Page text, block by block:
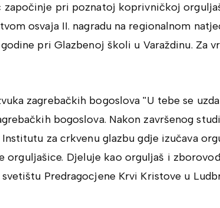
započinje pri poznatoj koprivničkoj
osvaja II. nagradu na regionalnom
pri Glazbenoj školi u Varaždinu. Za
zagrebačkih bogoslova ''U tebe se
bogoslova. Nakon završenog
za crkvenu glazbu gdje izučava
orguljašice. Djeluje kao orguljaš i
Predragocjene Krvi Kristove u